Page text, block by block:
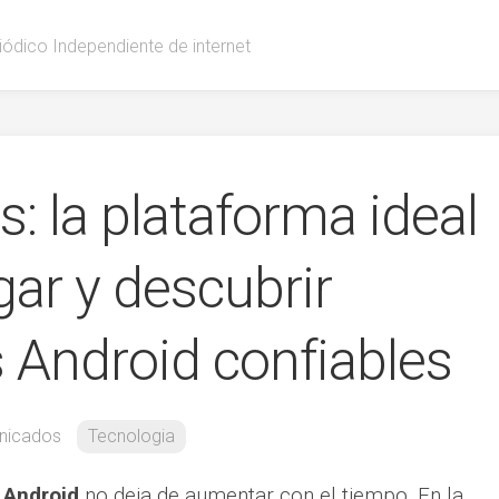
Independiente de internet
la plataforma ideal
y descubrir
Android confiables
Tecnologia